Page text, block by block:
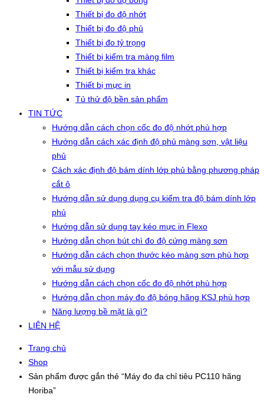
Thiết bị đo độ nhớt
Thiết bị đo độ phủ
Thiết bị đo tỷ trọng
Thiết bị kiểm tra màng film
Thiết bị kiểm tra khác
Thiết bị mực in
Tủ thử độ bền sản phẩm
TIN TỨC
Hướng dẫn cách chọn cốc đo độ nhớt phù hợp
Hướng dẫn cách xác định độ phủ màng sơn, vật liệu
phủ
Cách xác định độ bám dính lớp phủ bằng phương pháp
cắt ô
Hướng dẫn sử dụng dụng cụ kiểm tra độ bám dính lớp
phủ
Hướng dẫn sử dụng tay kéo mực in Flexo
Hướng dẫn chọn bút chì đo độ cứng màng sơn
Hướng dẫn cách chọn thước kéo màng sơn phù hợp
với mẫu sử dụng
Hướng dẫn cách chọn cốc đo độ nhớt phù hợp
Hướng dẫn chọn máy đo độ bóng hãng KSJ phù hợp
Năng lượng bề mặt là gì?
LIÊN HỆ
Trang chủ
Shop
Sản phẩm được gắn thẻ “Máy đo đa chỉ tiêu PC110 hãng
Horiba”